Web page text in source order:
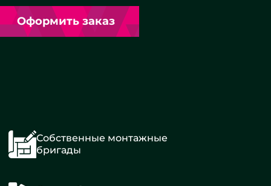
Оформить заказ
Собственные монтажные
бригады